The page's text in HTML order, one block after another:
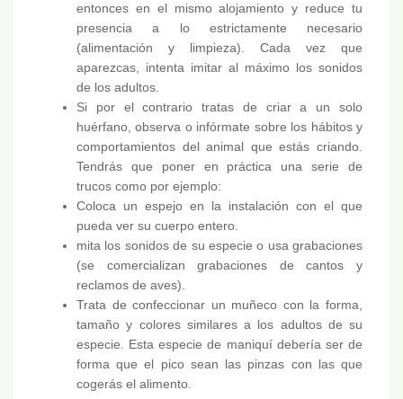
entonces en el mismo alojamiento y reduce tu
presencia a lo estrictamente necesario
(alimentación y limpieza). Cada vez que
aparezcas, intenta imitar al máximo los sonidos
de los adultos.
Si por el contrario tratas de criar a un solo
huérfano, observa o infórmate sobre los hábitos y
comportamientos del animal que estás criando.
Tendrás que poner en práctica una serie de
trucos como por ejemplo:
Coloca un espejo en la instalación con el que
pueda ver su cuerpo entero.
mita los sonidos de su especie o usa grabaciones
(se comercializan grabaciones de cantos y
reclamos de aves).
Trata de confeccionar un muñeco con la forma,
tamaño y colores similares a los adultos de su
especie. Esta especie de maniquí debería ser de
forma que el pico sean las pinzas con las que
cogerás el alimento.